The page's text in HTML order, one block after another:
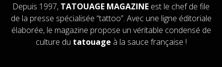
Depuis 1997, TATOUAGE MAGAZINE est le chef de file
de la presse spécialisée “tattoo”. Avec une ligne éditoriale
élaborée, le magazine propose un véritable condensé de
culture du tatouage à la sauce française !